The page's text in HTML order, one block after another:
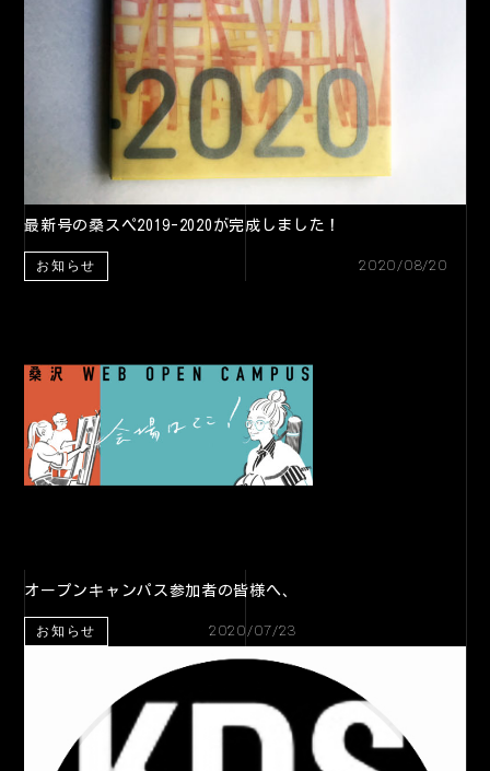
最新号の桑スペ2019-2020が完成しました！
お知らせ 2020/08/20
オープンキャンパス参加者の皆様へ、
お知らせ 2020/07/23